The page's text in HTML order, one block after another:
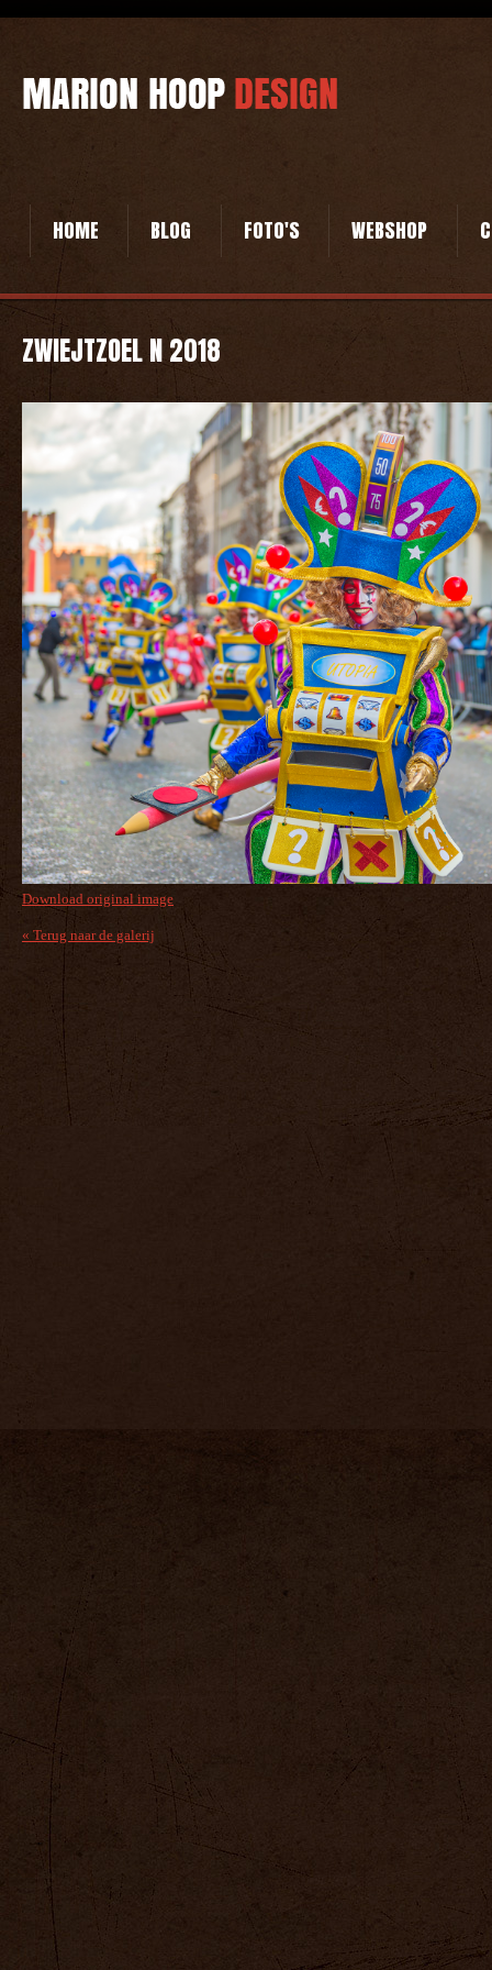
HOME BLOG FOTO'S WEBSHOP
ZWIEJTZOEL N 2018
Download original image
« Terug naar de galerij